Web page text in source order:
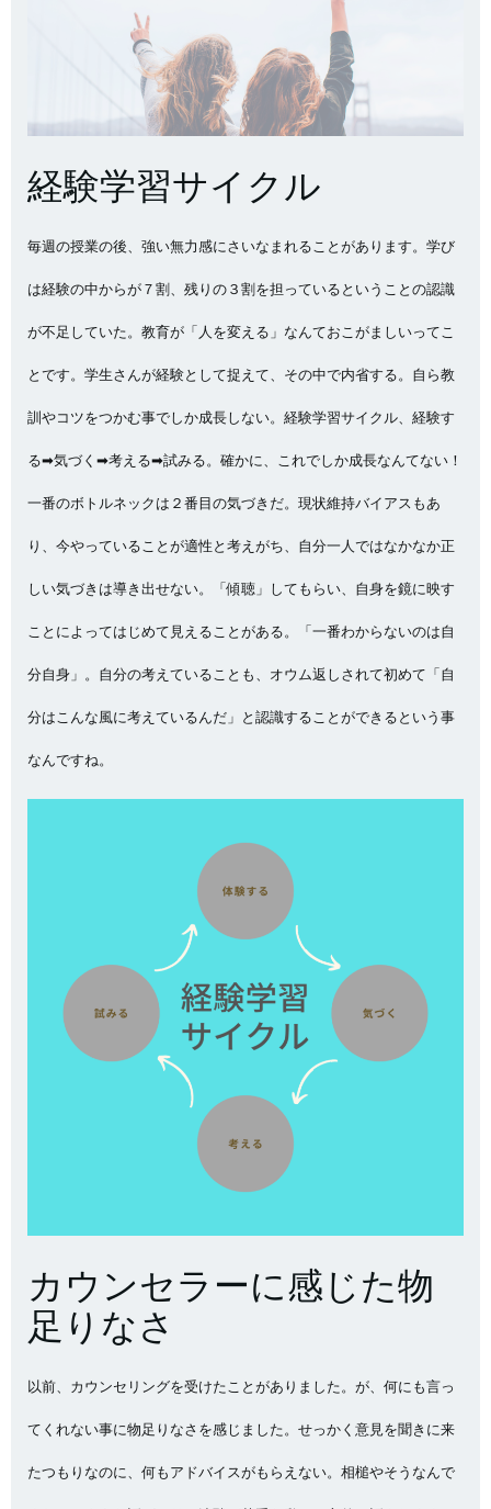
経験学習サイクル
毎週の授業の後、強い無力感にさいなまれることがあります。学び
は経験の中からが７割、残りの３割を担っているということの認識
が不足していた。教育が「人を変える」なんておこがましいってこ
とです。学生さんが経験として捉えて、その中で内省する。自ら教
訓やコツをつかむ事でしか成長しない。経験学習サイクル、経験す
る➡気づく➡考える➡試みる。確かに、これでしか成長なんてない！
一番のボトルネックは２番目の気づきだ。現状維持バイアスもあ
り、今やっていることが適性と考えがち、自分一人ではなかなか正
しい気づきは導き出せない。「傾聴」してもらい、自身を鏡に映す
ことによってはじめて見えることがある。「一番わからないのは自
分自身」。自分の考えていることも、オウム返しされて初めて「自
分はこんな風に考えているんだ」と認識することができるという事
なんですね。
カウンセラーに感じた物
足りなさ
以前、カウンセリングを受けたことがありました。が、何にも言っ
てくれない事に物足りなさを感じました。せっかく意見を聞きに来
たつもりなのに、何もアドバイスがもらえない。相槌やそうなんで